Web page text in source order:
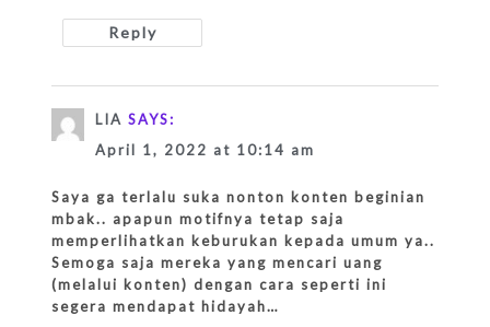
Reply
LIA SAYS:
April 1, 2022 at 10:14 am
Saya ga terlalu suka nonton konten beginian
mbak.. apapun motifnya tetap saja
memperlihatkan keburukan kepada umum ya..
Semoga saja mereka yang mencari uang
(melalui konten) dengan cara seperti ini
segera mendapat hidayah…